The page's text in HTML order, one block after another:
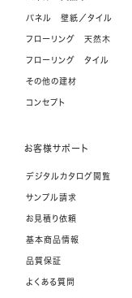
パネル 壁紙／タイル
フローリング 天然木
フローリング タイル
その他の建材
コンセプト
お客様サポート
デジタルカタログ閲覧
サンプル請求
お見積り依頼
基本商品情報
品質保証
よくある質問